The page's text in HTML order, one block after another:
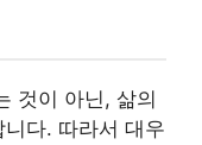
것이 아닌, 삶의
다. 따라서 대우